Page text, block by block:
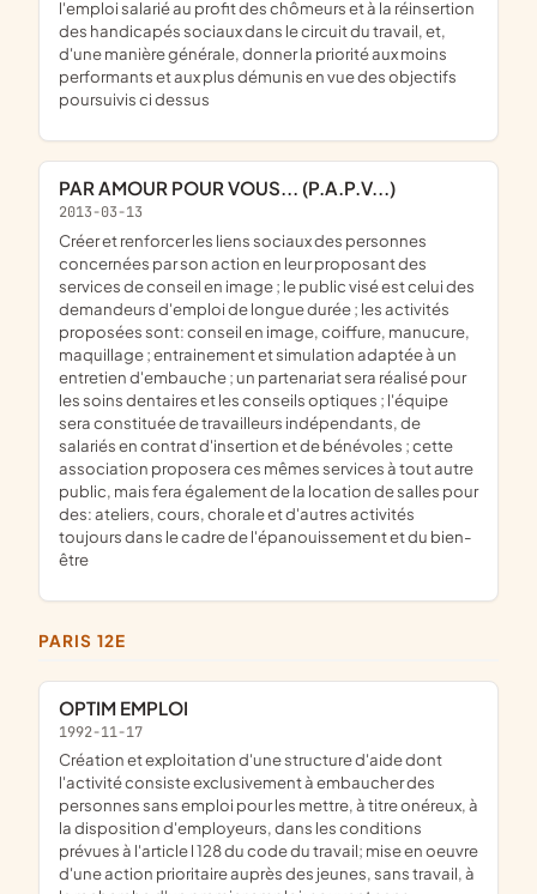
l'emploi salarié au profit des chômeurs et à la réinsertion
des handicapés sociaux dans le circuit du travail, et,
d'une manière générale, donner la priorité aux moins
performants et aux plus démunis en vue des objectifs
poursuivis ci dessus
PAR AMOUR POUR VOUS... (P.A.P.V...)
2013-03-13
créer et renforcer les liens sociaux des personnes
concernées par son action en leur proposant des
services de conseil en image ; le public visé est celui des
demandeurs d'emploi de longue durée ; les activités
proposées sont: conseil en image, coiffure, manucure,
maquillage ; entrainement et simulation adaptée à un
entretien d'embauche ; un partenariat sera réalisé pour
les soins dentaires et les conseils optiques ; l'équipe
sera constituée de travailleurs indépendants, de
salariés en contrat d'insertion et de bénévoles ; cette
association proposera ces mêmes services à tout autre
public, mais fera également de la location de salles pour
des: ateliers, cours, chorale et d'autres activités
toujours dans le cadre de l'épanouissement et du bien-
être
PARIS 12E
OPTIM EMPLOI
1992-11-17
création et exploitation d'une structure d'aide dont
l'activité consiste exclusivement à embaucher des
personnes sans emploi pour les mettre, à titre onéreux, à
la disposition d'employeurs, dans les conditions
prévues à l'article l 128 du code du travail; mise en oeuvre
d'une action prioritaire auprès des jeunes, sans travail, à